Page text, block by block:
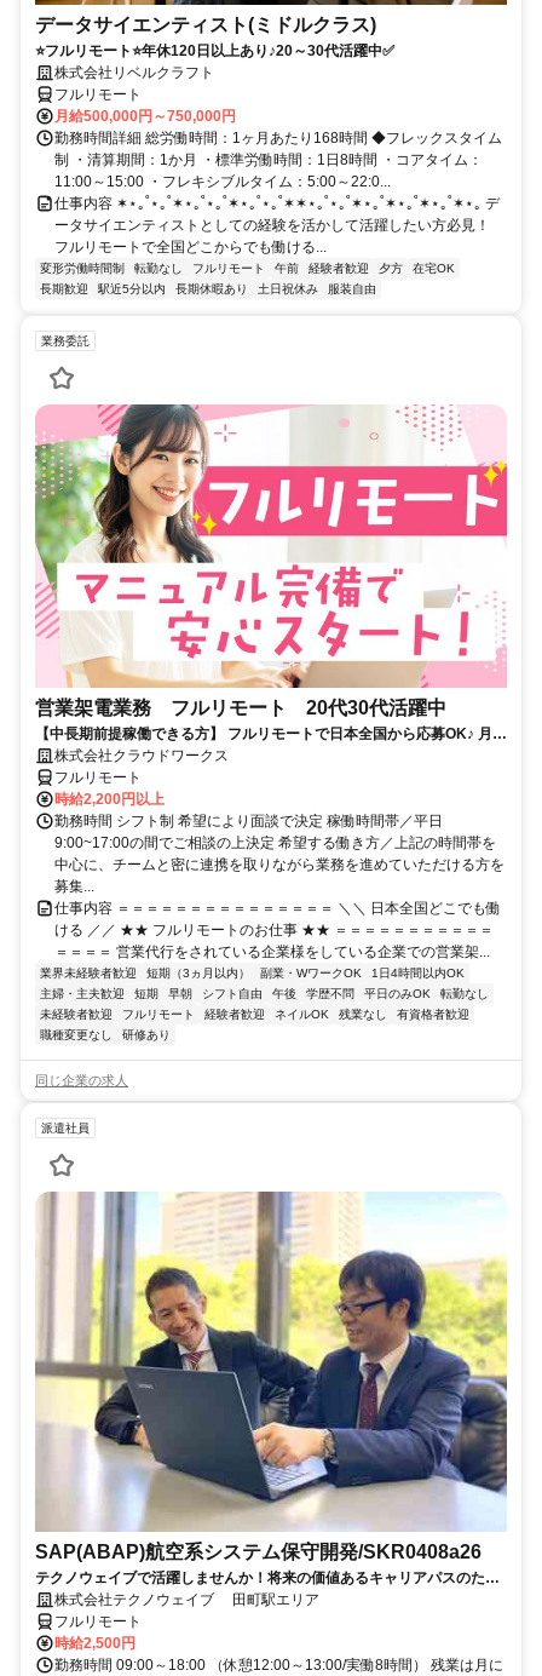
データサイエンティスト(ミドルクラス)
⭐フルリモート⭐年休120日以上あり♪20～30代活躍中✅
株式会社リベルクラフト
フルリモート
月給500,000円～750,000円
勤務時間詳細 総労働時間：1ヶ月あたり168時間 ◆フレックスタイム
制 ・清算期間：1か月 ・標準労働時間：1日8時間 ・コアタイム：
11:00～15:00 ・フレキシブルタイム：5:00～22:0...
仕事内容 ✶⋆｡˚⋆｡˚✶⋆｡˚⋆｡˚✶⋆｡˚⋆｡˚✶✶⋆｡˚⋆｡˚✶⋆｡˚✶⋆｡˚✶⋆｡˚✶⋆｡ デ
ータサイエンティストとしての経験を活かして活躍したい方必見！
フルリモートで全国どこからでも働ける...
変形労働時間制 転勤なし フルリモート 午前 経験者歓迎 夕方
在宅OK
長期歓迎
駅近5分以内 長期休暇あり 土日祝休み 服装自由
業務委託
営業架電業務 フルリモート 20代30代活躍中
【中長期前提稼働できる方】 フルリモートで日本全国から応募OK♪ 月稼
働40時間で安定収入！
株式会社クラウドワークス
フルリモート
時給2,200円以上
勤務時間 シフト制 希望により面談で決定 稼働時間帯／平日
9:00~17:00の間でご相談の上決定 希望する働き方／上記の時間帯を
中心に、チームと密に連携を取りながら業務を進めていただける方を
募集...
仕事内容 ＝＝＝＝＝＝＝＝＝＝＝＝＝＝＝ ＼＼ 日本全国どこでも働
ける ／／ ★★ フルリモートのお仕事 ★★ ＝＝＝＝＝＝＝＝＝＝＝
＝＝＝＝ 営業代行をされている企業様をしている企業での営業架...
業界未経験者歓迎 短期（3ヵ月以内） 副業・WワークOK
1日4時間以内OK
主婦・主夫歓迎
短期 早朝 シフト自由 午後 学歴不問 平日のみOK
転勤なし
未経験者歓迎
フルリモート 経験者歓迎 ネイルOK 残業なし
有資格者歓迎
職種変更なし
研修あり
同じ企業の求人
派遣社員
SAP(ABAP)航空系システム保守開発/SKR0408a26
テクノウェイブで活躍しませんか！将来の価値あるキャリアパスのため
の、長期的・安定的なサポートします
株式会社テクノウェイブ 田町駅エリア
フルリモート
時給2,500円
勤務時間 09:00～18:00 （休憩12:00～13:00/実働8時間） 残業は月に